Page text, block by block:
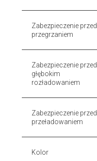
Zabezpieczenie przed
przegrzaniem
Zabezpieczenie przed
głębokim
rozładowaniem
Zabezpieczenie przed
przeładowaniem
Kolor